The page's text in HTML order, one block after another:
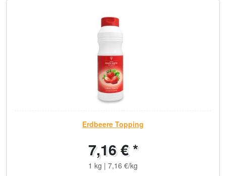
Erdbeere Topping
7,16 € *
1 kg | 7,16 €/kg